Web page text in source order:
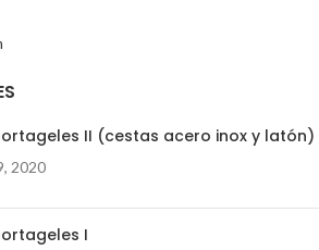
II (cestas acero inox y latón)
2020
I